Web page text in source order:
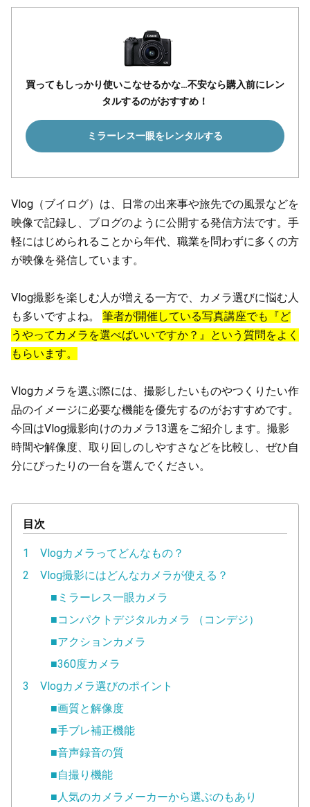
買ってもしっかり使いこなせるかな…不安なら購入前にレン
タルするのがおすすめ！
ミラーレス一眼をレンタルする
Vlog（ブイログ）は、日常の出来事や旅先での風景などを
映像で記録し、ブログのように公開する発信方法です。手
軽にはじめられることから年代、職業を問わずに多くの方
が映像を発信しています。
Vlog撮影を楽しむ人が増える一方で、カメラ選びに悩む人
も多いですよね。 筆者が開催している写真講座でも『ど
うやってカメラを選べばいいですか？』という質問をよく
もらいます。
Vlogカメラを選ぶ際には、撮影したいものやつくりたい作
品のイメージに必要な機能を優先するのがおすすめです。
今回はVlog撮影向けのカメラ13選をご紹介します。撮影
時間や解像度、取り回しのしやすさなどを比較し、ぜひ自
分にぴったりの一台を選んでください。
目次
1 Vlogカメラってどんなもの？
2 Vlog撮影にはどんなカメラが使える？
■ミラーレス一眼カメラ
■コンパクトデジタルカメラ （コンデジ）
■アクションカメラ
■360度カメラ
3 Vlogカメラ選びのポイント
■画質と解像度
■手ブレ補正機能
■音声録音の質
■自撮り機能
■人気のカメラメーカーから選ぶのもあり